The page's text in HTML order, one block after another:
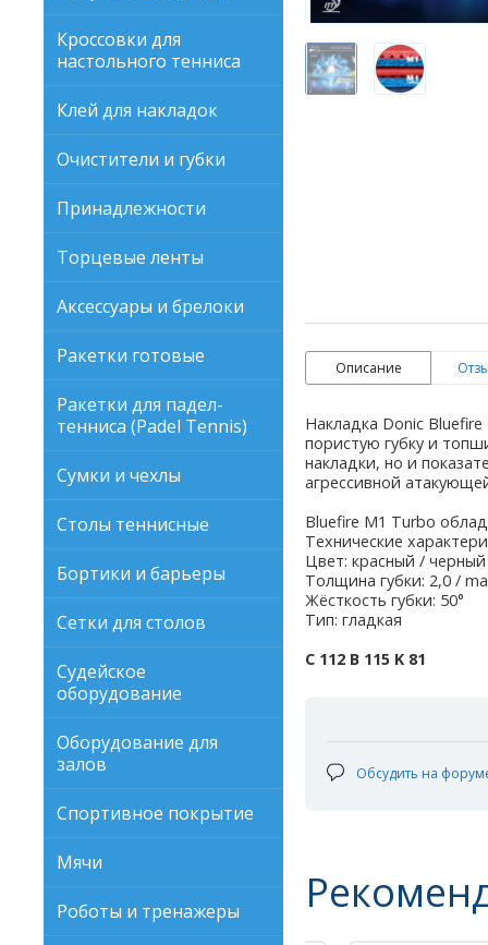
Кроссовки для
настольного тенниса
Клей для накладок
Очистители и губки
Принадлежности
Торцевые ленты
Аксессуары и брелоки
Ракетки готовые
Ракетки для падел-
тенниса (Padel Tennis)
Сумки и чехлы
Столы теннисные
Бортики и барьеры
Сетки для столов
Судейское
оборудование
Оборудование для
залов
Спортивное покрытие
Мячи
Роботы и тренажеры
Описание
Накладка Donic
пористую губку и
накладки, но и
агрессивной
Bluefire M1 Turbo
Технические
Цвет: красный / черный
Толщина губки: 2,0 /
Жёсткость губки: 50°
Тип: гладкая
C 112 В 115 K 81
Обсудить на